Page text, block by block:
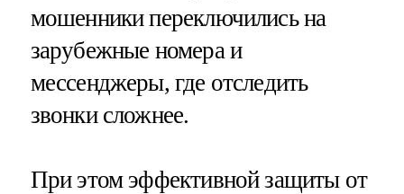
мошенники переключились на
зарубежные номера и
мессенджеры, где отследить
звонки сложнее.
При этом эффективной защиты от